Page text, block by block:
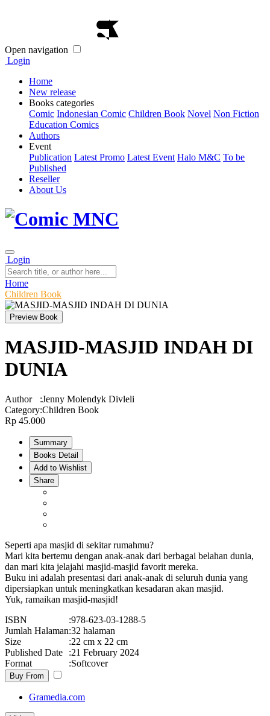
Open navigation
Login
Home
New release
Books categories
Comic Indonesian Comic Children Book Novel Non Fiction
Education Comics
Authors
Event
Publication Latest Promo Latest Event Halo M&C To be
Published
Reseller
About Us
Login
Home
Children Book
Preview Book
MASJID-MASJID INDAH DI
DUNIA
Author :Jenny Molendyk Divleli
Category:Children Book
Rp 45.000
Summary
Books Detail
Add to Wishlist
Share
Seperti apa masjid di sekitar rumahmu?
Mari kita bertemu dengan anak-anak dari berbagai belahan dunia,
dan mari kita jelajahi masjid-masjid favorit mereka.
Buku ini adalah presentasi dari anak-anak di seluruh dunia yang
dipersiapkan untuk meningkatkan kesadaran akan masjid.
Yuk, ramaikan masjid-masjid!
ISBN
:978-623-03-1288-5
Jumlah Halaman:32 halaman
Size
:22 cm x 22 cm
Published Date
:21 February 2024
Format
:Softcover
Buy From
Gramedia.com